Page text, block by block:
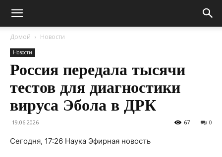
Домой Новости
Новости
Россия передала тысячи
тестов для диагностики
вируса Эбола в ДРК
19.06.2026 0
67
Сегодня, 17:26 Наука Эфирная новость